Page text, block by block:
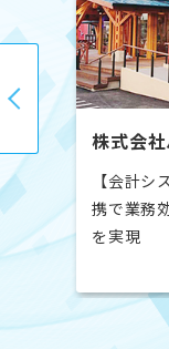
連
化